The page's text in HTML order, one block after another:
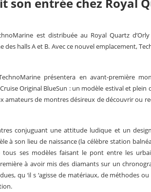
est distribuée au Royal Quartz
halls A et B. Avec ce nouvel emplacement,
présentera en avant-première
Original BlueSun : un modèle estival et
amateurs de montres désireux de découvrir ou
conjuguant une attitude ludique et un
à son lieu de naissance (la célèbre station
ses modèles faisant le pont entre les
à avoir mis des diamants sur un
qu ‘il s ‘agisse de matériaux, de méthodes